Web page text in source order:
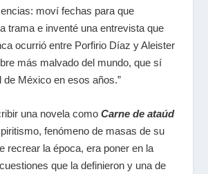
moví fechas para que
trama e inventé una entrevista que
ocurrió entre Porfirio Díaz y Aleister
más malvado del mundo, que sí
de México en esos años.”
una novela comoCarne de ataúd
fenómeno de masas de su
recrear la época, era poner en la
que la definieron y una de